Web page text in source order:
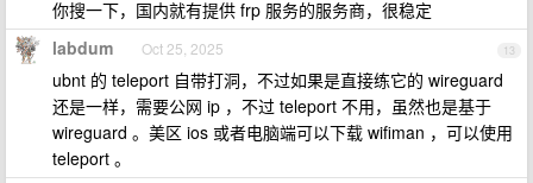
你搜一下，国内就有提供 frp 服务的服务商，很稳定
13
labdum Oct 25, 2025
ubnt 的 teleport 自带打洞，不过如果是直接练它的 wireguard
还是一样，需要公网 ip ，不过 teleport 不用，虽然也是基于
wireguard 。美区 ios 或者电脑端可以下载 wifiman ，可以使用
teleport 。